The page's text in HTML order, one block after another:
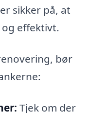
sikker på, at
effektivt.
bør
Tjek om der